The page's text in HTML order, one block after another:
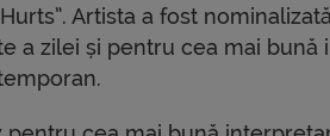
Artista a fost
a zilei și pentru cea mai bună